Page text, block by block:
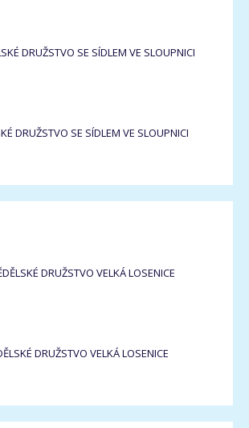
DRUŽSTVO SE SÍDLEM VE SLOUPNICI
DRUŽSTVO VELKÁ LOSENICE